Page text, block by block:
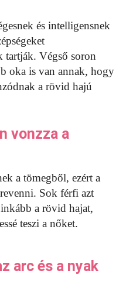
és intelligensnek
tartják. Végső soron
oka is van annak, hogy
a rövid hajú
vonzza a
a tömegből, ezért a
Sok férfi azt
a rövid hajat,
teszi a nőket.
arc és a nyak